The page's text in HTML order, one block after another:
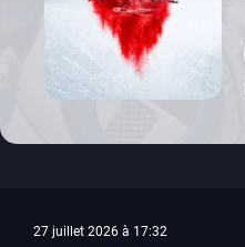
27 juillet 2026 à 17:32